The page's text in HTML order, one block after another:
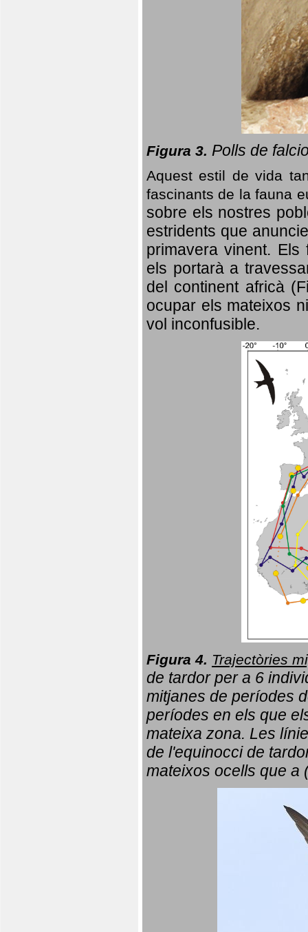
Figura 3. Polls de
Aquest estil de vida
fascinants de la fauna
sobre els nostres
estridents que
primavera vinent. Els
els portarà a
del continent africà
ocupar els mateixos
vol inconfusible.
Figura 4. Trajectòries
de tardor per a 6
mitjanes de períodes
períodes en els que
mateixa zona. Les
de l'equinocci de
mateixos ocells que a